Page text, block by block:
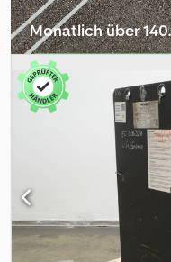
Monatlich über